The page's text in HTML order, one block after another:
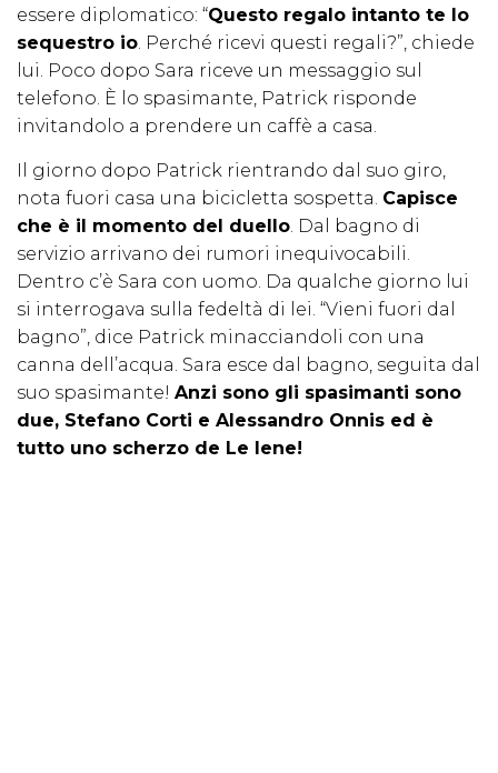
essere diplomatico: “Questo regalo intanto te lo
sequestro io. Perché ricevi questi regali?”, chiede
lui. Poco dopo Sara riceve un messaggio sul
telefono. È lo spasimante, Patrick risponde
invitandolo a prendere un caffè a casa.
Il giorno dopo Patrick rientrando dal suo giro,
nota fuori casa una bicicletta sospetta. Capisce
che è il momento del duello. Dal bagno di
servizio arrivano dei rumori inequivocabili.
Dentro c’è Sara con uomo. Da qualche giorno lui
si interrogava sulla fedeltà di lei. “Vieni fuori dal
bagno”, dice Patrick minacciandoli con una
canna dell’acqua. Sara esce dal bagno, seguita dal
suo spasimante! Anzi sono gli spasimanti sono
due, Stefano Corti e Alessandro Onnis ed è
tutto uno scherzo de Le Iene!